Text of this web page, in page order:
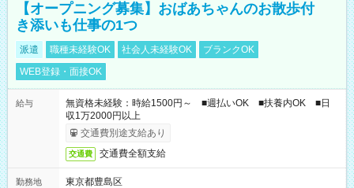
【オープニング募集】おばあちゃんのお散歩付
き添いも仕事の1つ
派遣 職種未経験OK 社会人未経験OK
ブランクOK
WEB登録・面接OK
給与
無資格未経験：時給1500円～ ■週払いOK ■扶養内OK ■日
収1万2000円以上
交通費別途支給あり
交通費 交通費全額支給
勤務地
東京都豊島区